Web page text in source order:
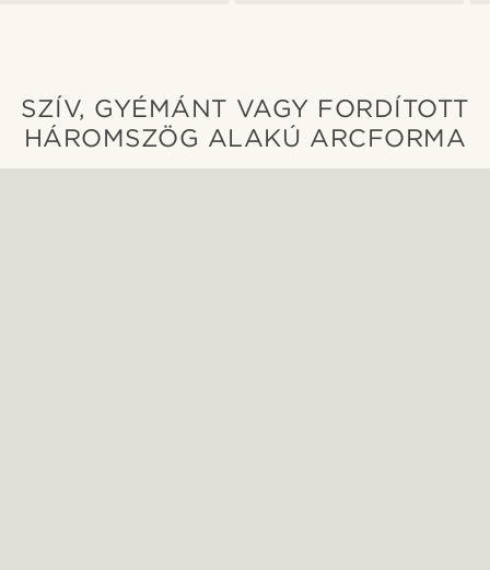
SZÍV, GYÉMÁNT VAGY FORDÍTOTT
HÁROMSZÖG ALAKÚ ARCFORMA